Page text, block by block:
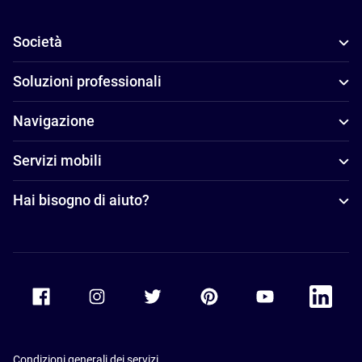
Società
Soluzioni professionali
Navigazione
Servizi mobili
Hai bisogno di aiuto?
Accor Youtube
Accor
Condizioni generali dei servizi